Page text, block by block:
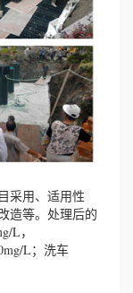
采用、适用性
造等。处理后的
L，
L；洗车